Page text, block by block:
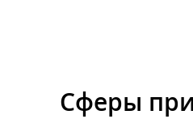
Сферы